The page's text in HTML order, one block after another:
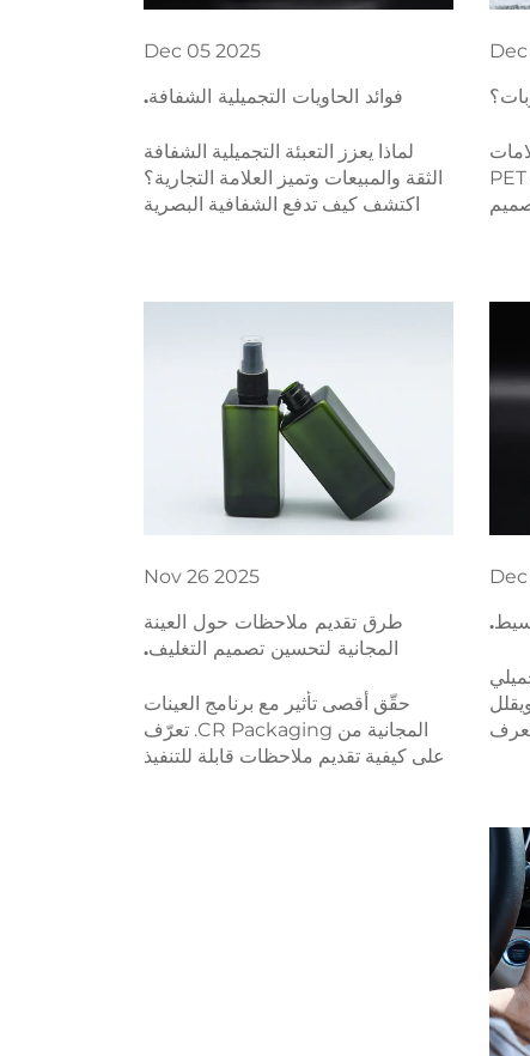
Dec
التجارية للمشروبات عبوات PET
Dec 05 2025
فوائد الحاويات التجميلية الشفافة.
لماذا يعزز التعبئة التجميلية الشفافة
الثقة والمبيعات وتميز العلامة التجارية؟
اكتشف كيف تدفع الشفافية البصرية
Dec
Nov 26 2025
طرق تقديم ملاحظات حول العينة
المجانية لتحسين تصميم التغليف.
حقّق أقصى تأثير مع برنامج العينات
المجانية من CR Packaging. تعرّف
على كيفية تقديم ملاحظات قابلة للتنفيذ